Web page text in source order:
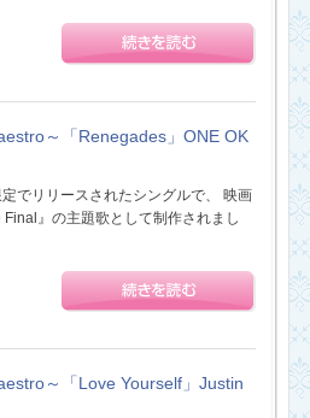
～「Renegades」ONE OK
でリリースされたシングルで、 映画
Final』の主題歌として制作されまし
～「Love Yourself」Justin